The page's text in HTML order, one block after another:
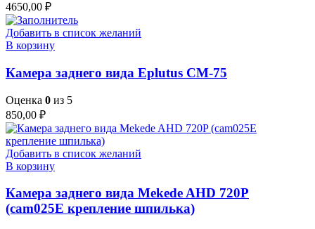
4650,00 ₽
Добавить в список желаний
В корзину
Камера заднего вида Eplutus CM-75
Оценка 0 из 5
850,00 ₽
Добавить в список желаний
В корзину
Камера заднего вида Mekede AHD 720P
(cam025E крепление шпилька)